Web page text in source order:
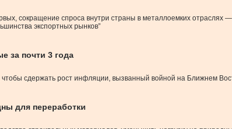
сокращение спроса внутри страны в металлоемких отраслях
экспортных рынков”
за почти 3 года
сдержать рост инфляции, вызванный войной на Ближнем
для переработки